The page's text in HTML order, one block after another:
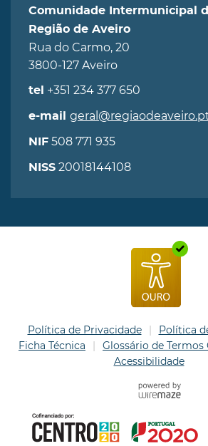
Comunidade Intermunicipal
Região de Aveiro
Rua do Carmo, 20
3800-127 Aveiro
tel +351 234 377 650
e-mail
NIF 508 771 935
NISS 20018144108
Política de Privacidade
Política
Ficha Técnica
Glossário de Termos
Acessibilidade